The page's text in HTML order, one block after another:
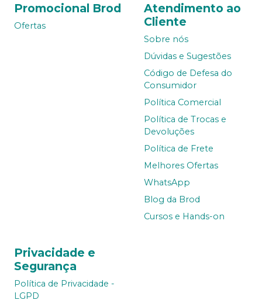
Promocional Brod
Ofertas
Atendimento ao
Cliente
Sobre nós
Dúvidas e Sugestões
Código de Defesa do
Consumidor
Política Comercial
Política de Trocas e
Devoluções
Política de Frete
Melhores Ofertas
WhatsApp
Blog da Brod
Cursos e Hands-on
Privacidade e
Segurança
Política de Privacidade -
LGPD